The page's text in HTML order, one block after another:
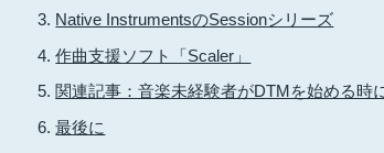
Native InstrumentsのSessionシリーズ
作曲支援ソフト「Scaler」
関連記事：音楽未経験者がDTMを始める時
最後に